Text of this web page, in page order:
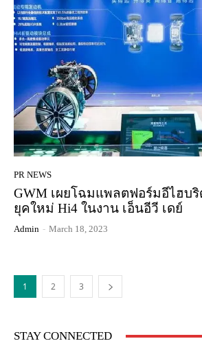
PR NEWS
GWM เผยโฉมแพลตฟอร์มอีไฮบ
ยุคใหม่ Hi4 ในงาน เอ็นอีวี เดย์
Admin - March 18, 2023
1 2 3
STAY CONNECTED